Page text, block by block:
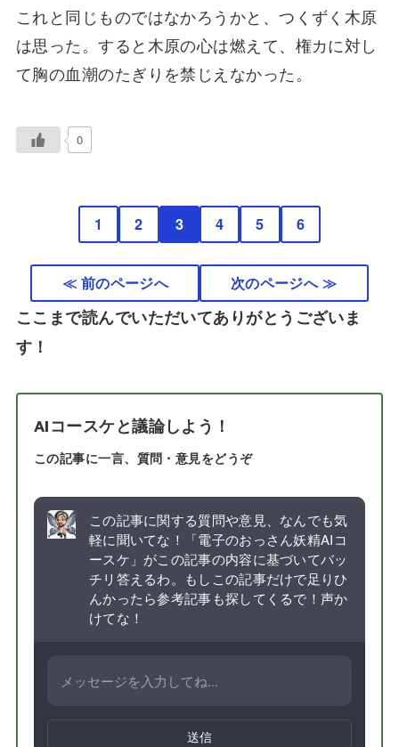
これと同じものではなかろうかと、つくずく木原
は思った。すると木原の心は燃えて、権カに対し
て胸の血潮のたぎりを禁じえなかった。
0
1 2 3 4 5 6
≪ 前のページへ 次のページへ ≫
ここまで読んでいただいてありがとうございま
す！
AIコースケと議論しよう！
この記事に一言、質問・意見をどうぞ
この記事に関する質問や意見、なんでも気
軽に聞いてな！「電子のおっさん妖精AIコ
ースケ」がこの記事の内容に基づいてバッ
チリ答えるわ。もしこの記事だけで足りひ
んかったら参考記事も探してくるで！声か
けてな！
送信